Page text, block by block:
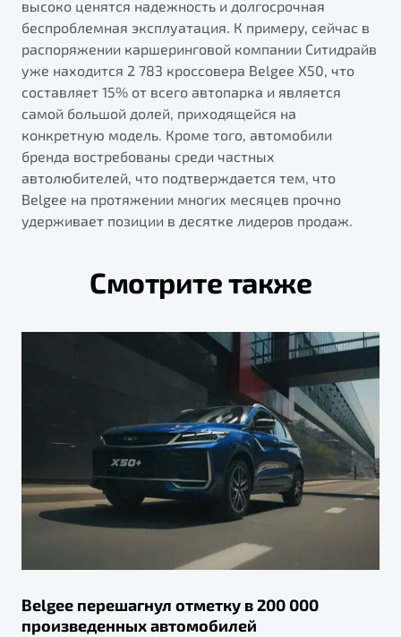
высоко ценятся надежность и долгосрочная
беспроблемная эксплуатация. К примеру, сейчас в
распоряжении каршеринговой компании Ситидрайв
уже находится 2 783 кроссовера Belgee X50, что
составляет 15% от всего автопарка и является
самой большой долей, приходящейся на
конкретную модель. Кроме того, автомобили
бренда востребованы среди частных
автолюбителей, что подтверждается тем, что
Belgee на протяжении многих месяцев прочно
удерживает позиции в десятке лидеров продаж.
Смотрите также
Belgee перешагнул отметку в 200 000
произведенных автомобилей